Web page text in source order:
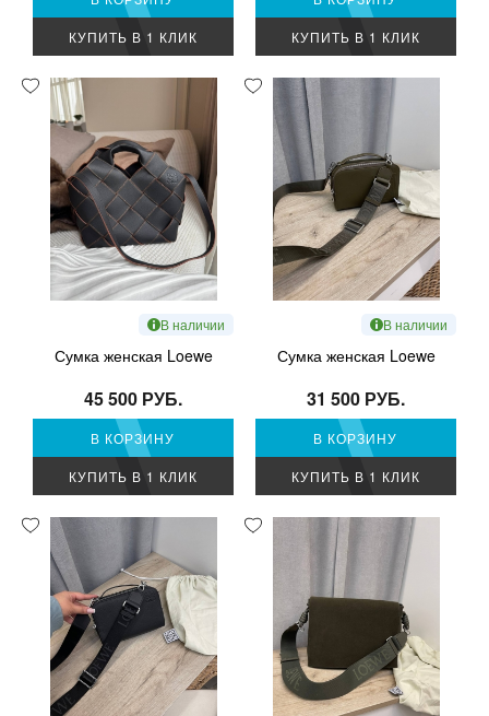
КУПИТЬ В 1 КЛИК КУПИТЬ В 1 КЛИК
В наличии
Сумка женская Loewe
45 500 РУБ.
В КОРЗИНУ
КУПИТЬ В 1 КЛИК
В наличии
Сумка женская Loewe
31 500 РУБ.
В КОРЗИНУ
КУПИТЬ В 1 КЛИК